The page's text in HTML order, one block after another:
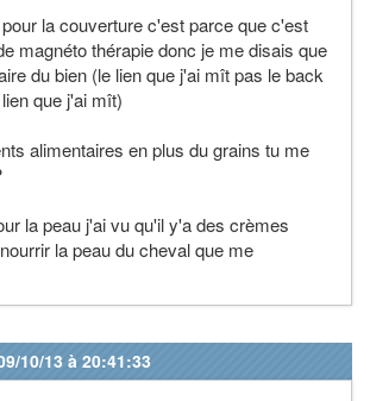
la couverture c'est parce que c'est
magnéto thérapie donc je me disais que
du bien (le lien que j'ai mît pas le back
que j'ai mît)
alimentaires en plus du grains tu me
la peau j'ai vu qu'il y'a des crèmes
la peau du cheval que me
10/13 à 20:41:33